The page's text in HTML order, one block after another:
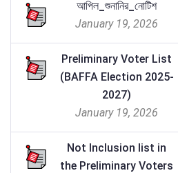
আপিল_শুনানির_নোটিশ
January 19, 2026
Preliminary Voter List
(BAFFA Election 2025-
2027)
January 19, 2026
Not Inclusion list in
the Preliminary Voters